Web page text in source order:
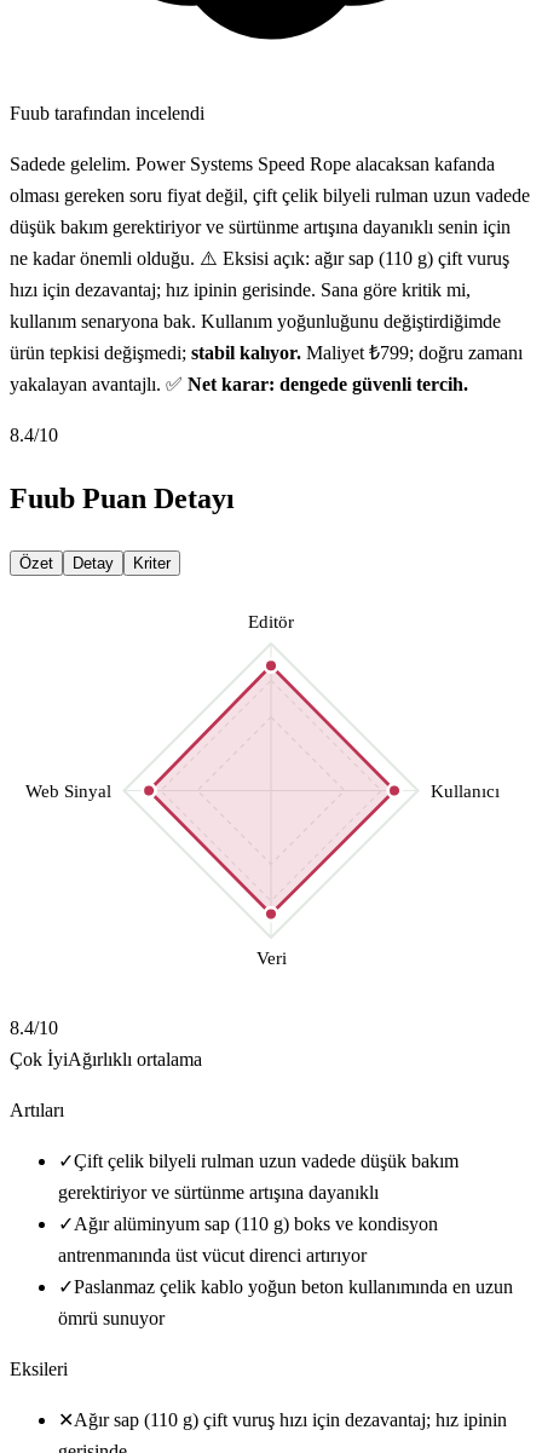
Fuub tarafından incelendi
Sadede gelelim. Power Systems Speed Rope alacaksan kafanda
olması gereken soru fiyat değil, çift çelik bilyeli rulman uzun vadede
düşük bakım gerektiriyor ve sürtünme artışına dayanıklı senin için
ne kadar önemli olduğu. ⚠️ Eksisi açık: ağır sap (110 g) çift vuruş
hızı için dezavantaj; hız ipinin gerisinde. Sana göre kritik mi,
kullanım senaryona bak. Kullanım yoğunluğunu değiştirdiğimde
ürün tepkisi değişmedi; stabil kalıyor. Maliyet ₺799; doğru zamanı
yakalayan avantajlı. ✅ Net karar: dengede güvenli tercih.
8.4/10
Fuub Puan Detayı
Özet Detay Kriter
Editör
Kullanıcı
Veri
Web Sinyal
8.4/10
Çok İyiAğırlıklı ortalama
Artıları
✓Çift çelik bilyeli rulman uzun vadede düşük bakım
gerektiriyor ve sürtünme artışına dayanıklı
✓Ağır alüminyum sap (110 g) boks ve kondisyon
antrenmanında üst vücut direnci artırıyor
✓Paslanmaz çelik kablo yoğun beton kullanımında en uzun
ömrü sunuyor
Eksileri
✕Ağır sap (110 g) çift vuruş hızı için dezavantaj; hız ipinin